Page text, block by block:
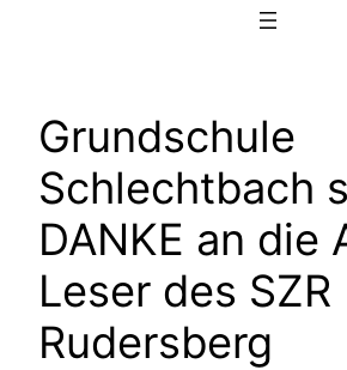
Grundschule
Schlechtbach
DANKE an die
Leser des SZR
Rudersberg